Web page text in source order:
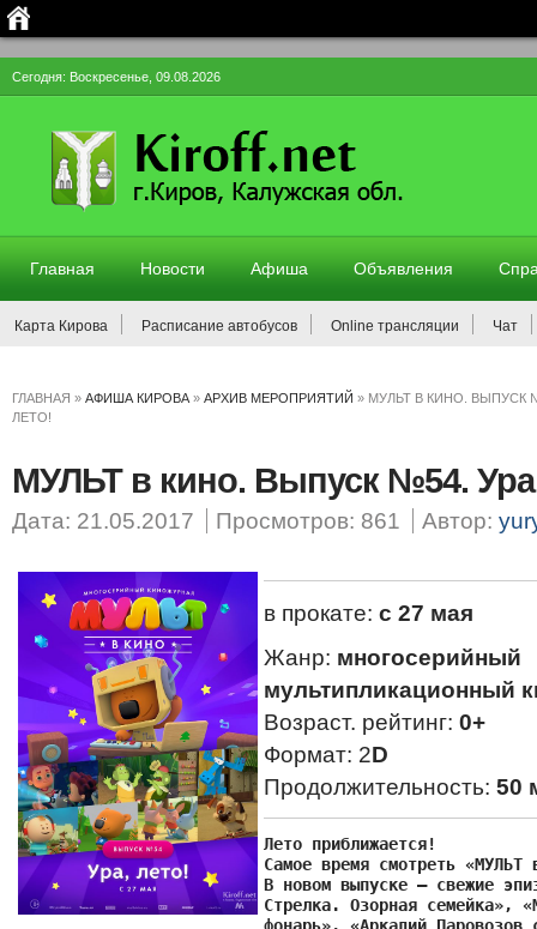
Сегодня: Воскресенье, 09.08.2026
Главная Новости Афиша Объявления
Карта Кирова Расписание автобусов Online трансляции Чат
ГЛАВНАЯ » АФИША КИРОВА » АРХИВ МЕРОПРИЯТИЙ » МУЛЬТ В КИНО. ВЫПУСК
ЛЕТО!
МУЛЬТ в кино. Выпуск №54.
Дата: 21.05.2017 Просмотров: 861 Автор:
в прокате: с 27 мая
Жанр: многосерийный
мультипликационный
Возраст. рейтинг: 0+
Формат: 2D
Продолжительность: 50
Лето приближается!
Самое время смотреть «МУЛЬТ
В новом выпуске — свежие
Стрелка. Озорная семейка»,